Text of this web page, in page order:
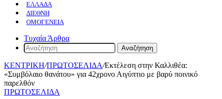
ΕΛΛΆΔΑ
ΔΙΕΘΝΉ
ΟΜΟΓΈΝΕΙΑ
Τυχαία Άρθρα
Αναζήτηση
ΚΕΝΤΡΙΚΗ/ΠΡΩΤΟΣΕΛΙΔΑ/Εκτέλεση στην Καλλιθέα:
«Συμβόλαιο θανάτου» για 42χρονο Αιγύπτιο με βαρύ ποινικό
παρελθόν
ΠΡΩΤΟΣΕΛΙΔΑ